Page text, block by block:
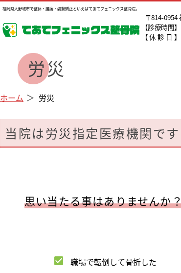
福岡県大野城市で整体・腰痛・姿勢矯正といえばてあてフェニックス整骨院。
〒814-0954
【診療時間】
【休診日】
労災
ホーム 労災
当院は労災指定医療機関です
思い当たる事はありませんか
職場で転倒して骨折した